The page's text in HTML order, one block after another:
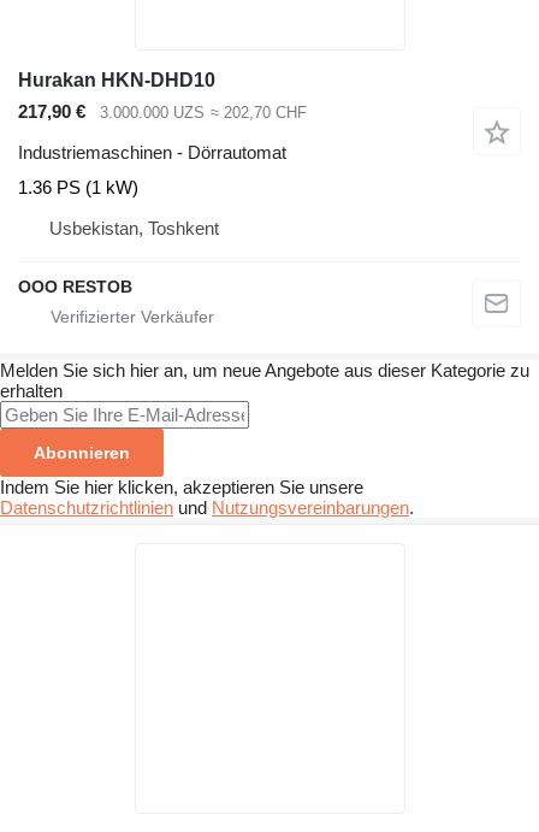
Hurakan HKN-DHD10
217,90 €
3.000.000 UZS ≈ 202,70 CHF
Industriemaschinen - Dörrautomat
1.36 PS (1 kW)
Usbekistan, Toshkent
OOO RESTOB
Melden Sie sich hier an, um neue Angebote aus dieser Kategorie zu
erhalten
Abonnieren
Indem Sie hier klicken, akzeptieren Sie unsere
Datenschutzrichtlinien und Nutzungsvereinbarungen.